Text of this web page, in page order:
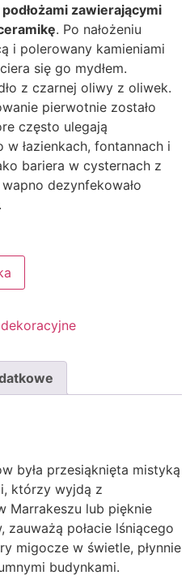
zawierającymi
. Po nałożeniu
i polerowany kamieniami
się go mydłem.
z czarnej oliwy z oliwek.
pierwotnie zostało
często ulegają
łazienkach, fontannach i
bariera w cysternach z
dezynfekowało
była przesiąknięta mistyką
którzy wyjdą z
Marrakeszu lub pięknie
połacie lśniącego
migocze w świetle, płynnie
budynkami.